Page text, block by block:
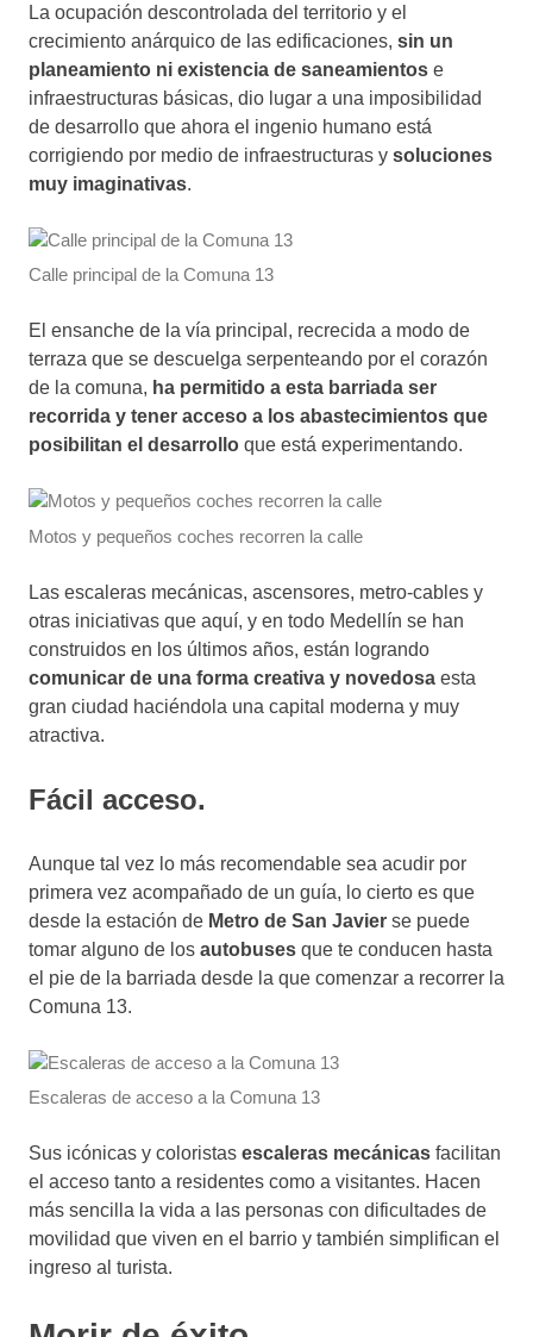
La ocupación descontrolada del territorio y el
crecimiento anárquico de las edificaciones, sin un
planeamiento ni existencia de saneamientos e
infraestructuras básicas, dio lugar a una imposibilidad
de desarrollo que ahora el ingenio humano está
corrigiendo por medio de infraestructuras y soluciones
muy imaginativas.
Calle principal de la Comuna 13
El ensanche de la vía principal, recrecida a modo de
terraza que se descuelga serpenteando por el corazón
de la comuna, ha permitido a esta barriada ser
recorrida y tener acceso a los abastecimientos que
posibilitan el desarrollo que está experimentando.
Motos y pequeños coches recorren la calle
Las escaleras mecánicas, ascensores, metro-cables y
otras iniciativas que aquí, y en todo Medellín se han
construidos en los últimos años, están logrando
comunicar de una forma creativa y novedosa esta
gran ciudad haciéndola una capital moderna y muy
atractiva.
Fácil acceso.
Aunque tal vez lo más recomendable sea acudir por
primera vez acompañado de un guía, lo cierto es que
desde la estación de Metro de San Javier se puede
tomar alguno de los autobuses que te conducen hasta
el pie de la barriada desde la que comenzar a recorrer la
Comuna 13.
Escaleras de acceso a la Comuna 13
Sus icónicas y coloristas escaleras mecánicas facilitan
el acceso tanto a residentes como a visitantes. Hacen
más sencilla la vida a las personas con dificultades de
movilidad que viven en el barrio y también simplifican el
ingreso al turista.